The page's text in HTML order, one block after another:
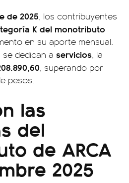
de 2025, los contribuyentes
K del monotributo
en su aporte mensual.
se dedican a servicios, la
, superando por
pesos.
las
del
de ARCA
2025